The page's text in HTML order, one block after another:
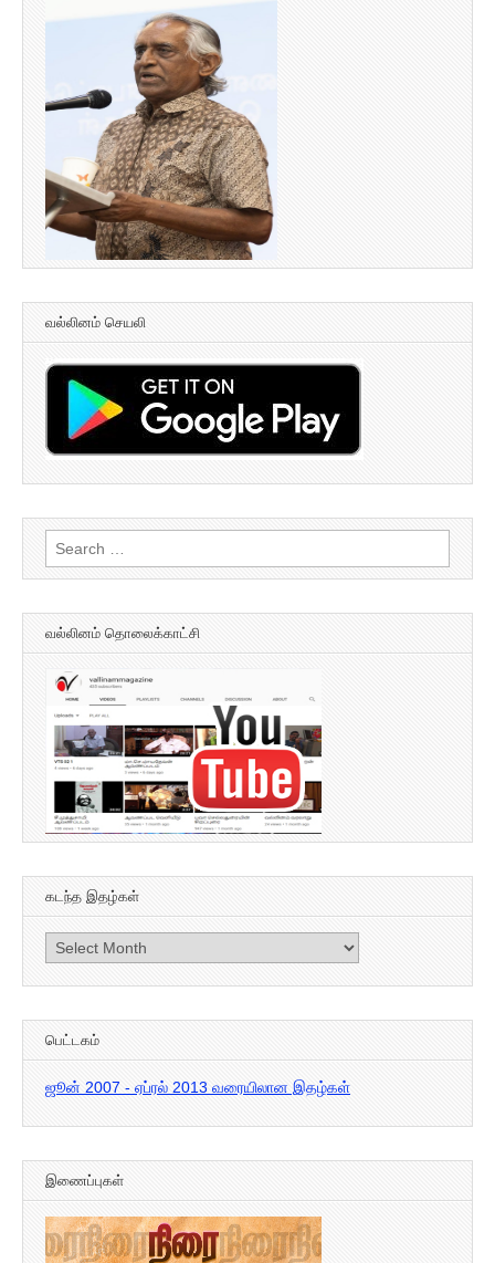
வல்லினம் செயலி
Search
for:
வல்லினம் தொலைக்காட்சி
கடந்த இதழ்கள்
கடந்த
இதழ்கள்
பெட்டகம்
ஜூன் 2007 - ஏப்ரல் 2013 வரையிலான இதழ்கள்
இணைப்புகள்